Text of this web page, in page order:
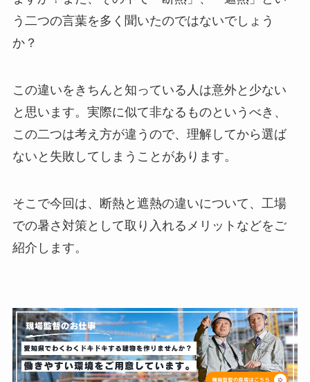
う二つの言葉を多く聞いたのではないでしょう
か？
この違いをきちんと知っている人は意外と少ない
と思います。実際に似て非なるものというべき、
この二つは考え方が違うので、理解してから選ば
ないと失敗してしまうことがあります。
そこで今回は、断熱と遮熱の違いについて、工場
での暑さ対策として取り入れるメリットなどをご
紹介します。